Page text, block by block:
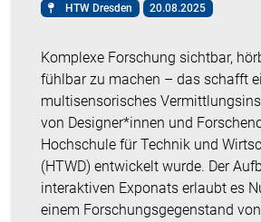
HTW Dresden 20.08.2025
Komplexe Forschung sichtbar,
fühlbar zu machen – das schafft
multisensorisches
von Designer*innen und
Hochschule für Technik und
(HTWD) entwickelt wurde. Der
interaktiven Exponats erlaubt es
einem Forschungsgegenstand